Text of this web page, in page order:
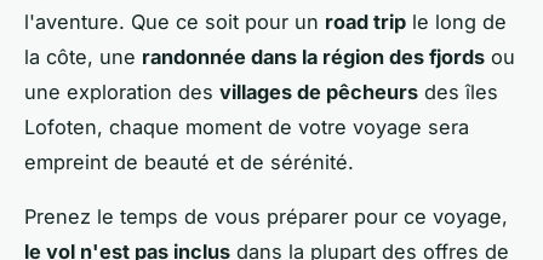
l'aventure. Que ce soit pour un road trip le long de
la côte, une randonnée dans la région des fjords ou
une exploration des villages de pêcheurs des îles
Lofoten, chaque moment de votre voyage sera
empreint de beauté et de sérénité.
Prenez le temps de vous préparer pour ce voyage,
le vol n'est pas inclus dans la plupart des offres de